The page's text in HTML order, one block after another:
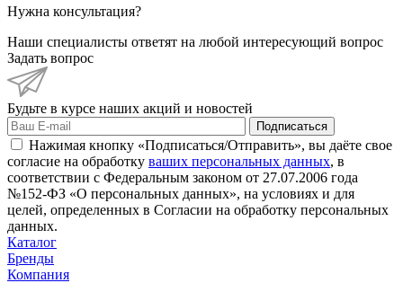
Нужна консультация?
Наши специалисты ответят на любой интересующий вопрос
Задать вопрос
Будьте в курсе наших акций и новостей
Подписаться
Нажимая кнопку «Подписаться/Отправить», вы даёте свое
согласие на обработку ваших персональных данных, в
соответствии с Федеральным законом от 27.07.2006 года
№152-ФЗ «О персональных данных», на условиях и для
целей, определенных в Согласии на обработку персональных
данных.
Каталог
Бренды
Компания